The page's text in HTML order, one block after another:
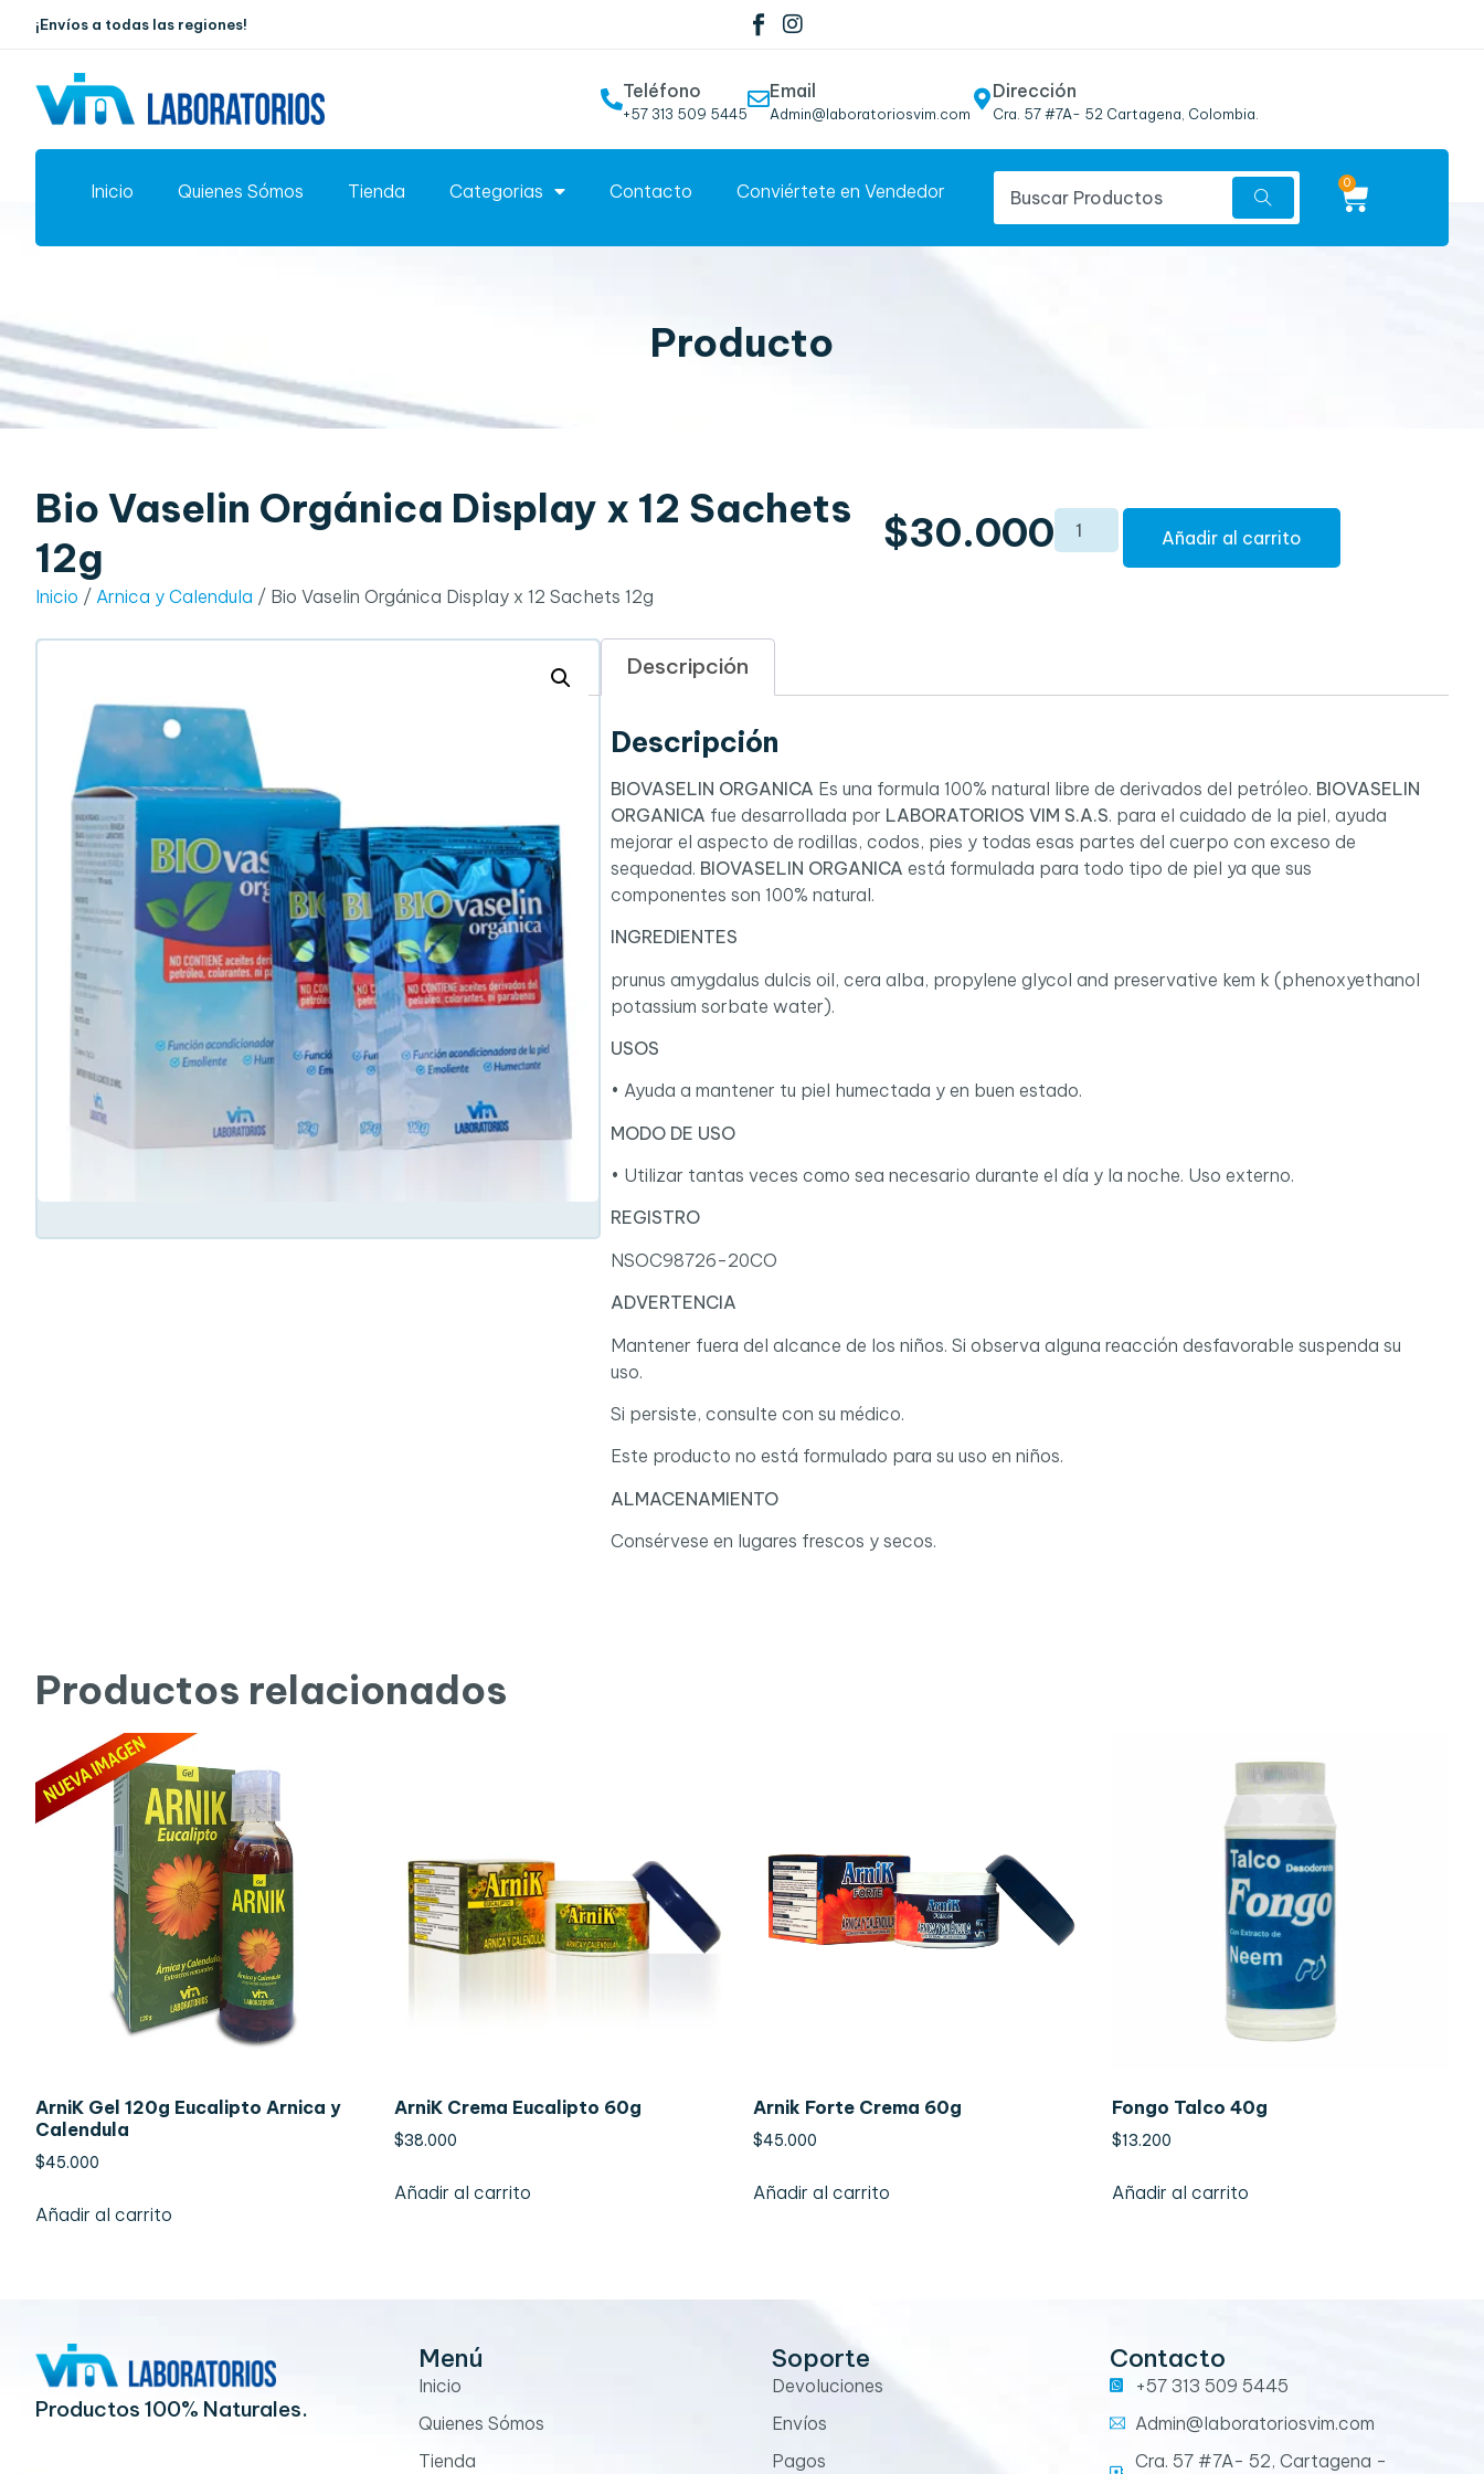
¡Envíos a todas las regiones!
Teléfono
+57 313 509 5445
Email
Admin@laboratoriosvim.com
Dirección
Cra. 57 #7A- 52 Cartagena, Colombia.
Inicio Quienes Sómos Tienda Categorias Contacto Conviértete en Vendedor 0
Producto
Bio Vaselin Orgánica Display x 12 Sachets
12g
Inicio / Arnica y Calendula / Bio Vaselin Orgánica Display x 12 Sachets 12g
$30.000 Añadir al carrito
Descripción
Descripción
BIOVASELIN ORGANICA Es una formula 100% natural libre de derivados del petróleo. BIOVASELIN
ORGANICA fue desarrollada por LABORATORIOS VIM S.A.S. para el cuidado de la piel, ayuda
mejorar el aspecto de rodillas, codos, pies y todas esas partes del cuerpo con exceso de
sequedad. BIOVASELIN ORGANICA está formulada para todo tipo de piel ya que sus
componentes son 100% natural.
INGREDIENTES
prunus amygdalus dulcis oil, cera alba, propylene glycol and preservative kem k (phenoxyethanol
potassium sorbate water).
USOS
• Ayuda a mantener tu piel humectada y en buen estado.
MODO DE USO
• Utilizar tantas veces como sea necesario durante el día y la noche. Uso externo.
REGISTRO
NSOC98726-20CO
ADVERTENCIA
Mantener fuera del alcance de los niños. Si observa alguna reacción desfavorable suspenda su
uso.
Si persiste, consulte con su médico.
Este producto no está formulado para su uso en niños.
ALMACENAMIENTO
Consérvese en lugares frescos y secos.
Productos relacionados
ArniK Gel 120g Eucalipto Arnica y
Calendula
$45.000
Añadir al carrito
ArniK Crema Eucalipto 60g
$38.000
Añadir al carrito
Arnik Forte Crema 60g
$45.000
Añadir al carrito
Fongo Talco 40g
$13.200
Añadir al carrito
Productos 100% Naturales.
Menú
Inicio
Quienes Sómos
Tienda
Soporte
Devoluciones
Envíos
Pagos
Contacto
+57 313 509 5445
Admin@laboratoriosvim.com
Cra. 57 #7A- 52, Cartagena -